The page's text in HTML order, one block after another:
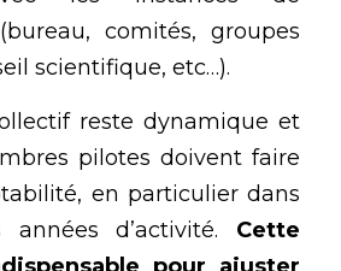
comités, groupes
scientifique, etc…).
reste dynamique et
pilotes doivent faire
en particulier dans
années d’activité. Cette